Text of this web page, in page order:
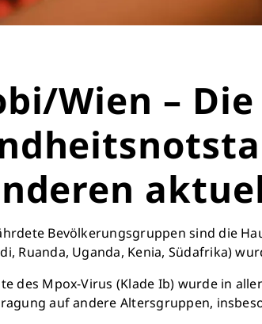
Wien –
Bevölkerungsgruppen sind die
Ruanda, Uganda, Kenia, Südafrika)
des Mpox-Virus (Klade Ib) wurde in
auf andere Altersgruppen,